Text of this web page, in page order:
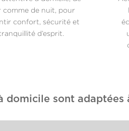
comme de nuit, pour
confort, sécurité et
d’esprit.
domicile sont